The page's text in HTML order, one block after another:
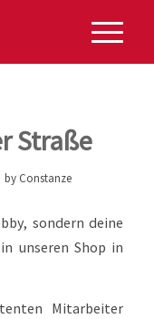
Straße
by Constanze
sondern deine
unseren Shop in
Mitarbeiter